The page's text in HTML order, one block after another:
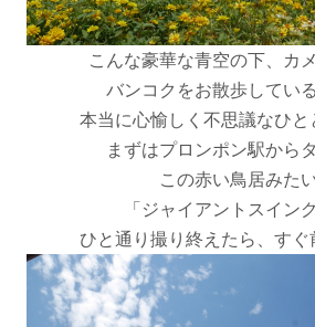
こんな豪華な青空の下、カ
バンコクをお散歩してい
本当に心愉しく不思議なひと
まずはプロンポン駅から
この赤い鳥居みた
「ジャイアントスイン
ひと通り撮り終えたら、すぐ